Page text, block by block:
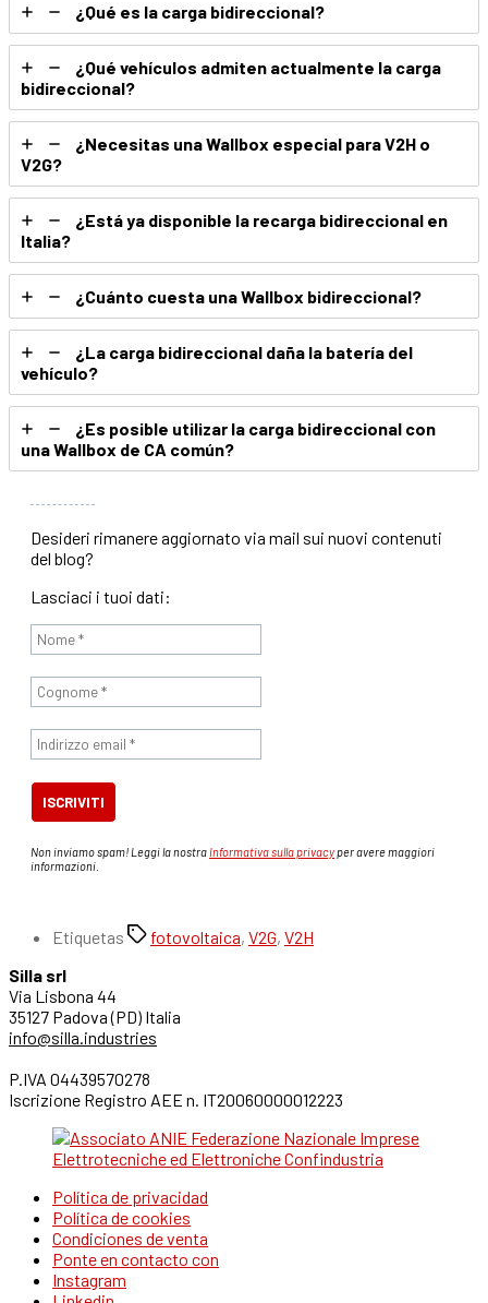
¿Qué es la carga bidireccional?
¿Qué vehículos admiten actualmente la carga
bidireccional?
¿Necesitas una Wallbox especial para V2H o
V2G?
¿Está ya disponible la recarga bidireccional en
Italia?
¿Cuánto cuesta una Wallbox bidireccional?
¿La carga bidireccional daña la batería del
vehículo?
¿Es posible utilizar la carga bidireccional con
una Wallbox de CA común?
Desideri rimanere aggiornato via mail sui nuovi contenuti
del blog?
Lasciaci i tuoi dati:
Non inviamo spam! Leggi la nostra Informativa sulla privacyper avere maggiori
informazioni.
Etiquetas fotovoltaica, V2G, V2H
Silla srl
Via Lisbona 44
35127 Padova (PD) Italia
info@silla.industries
P.IVA 04439570278
Iscrizione Registro AEE n. IT20060000012223
Política de privacidad
Política de cookies
Condiciones de venta
Ponte en contacto con
Instagram